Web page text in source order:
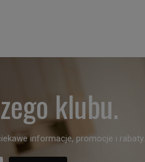
klubu.
informacje, promocje i rabaty.